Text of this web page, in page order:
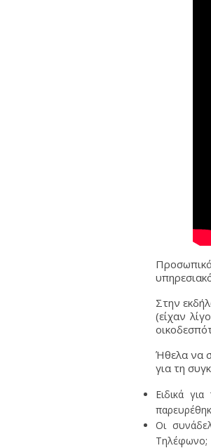
Στην
(είχαν
Ήθελα να
για τη
Ειδικά
Οι
Τηλέφωνο;